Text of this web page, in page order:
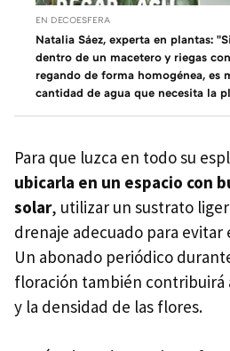
EN DECOESFERA
Natalia Sáez, experta en plantas:
dentro de un macetero y riegas
regando de forma homogénea,
cantidad de agua que necesita la
Para que luzca en todo su
ubicarla en un espacio con
solar, utilizar un sustrato
drenaje adecuado para
Un abonado periódico
floración también contribuirá
y la densidad de las flores.